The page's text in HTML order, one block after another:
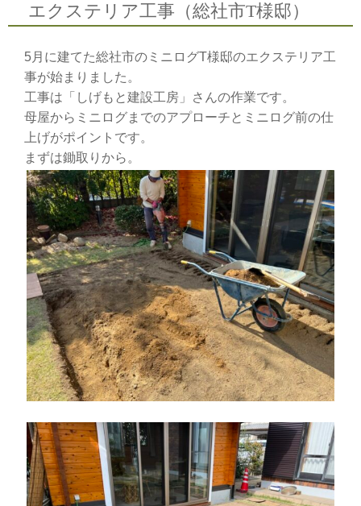
エクステリア工事（総社市T様邸）
5月に建てた総社市のミニログT様邸のエクステリア工
事が始まりました。
工事は「しげもと建設工房」さんの作業です。
母屋からミニログまでのアプローチとミニログ前の仕
上げがポイントです。
まずは鋤取りから。